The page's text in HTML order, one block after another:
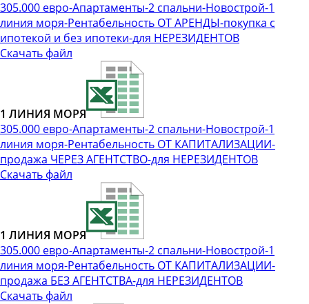
305.000 евро-Апартаменты-2 спальни-Новострой-1
линия моря-Рентабельность ОТ АРЕНДЫ-покупка с
ипотекой и без ипотеки-для НЕРЕЗИДЕНТОВ
Скачать файл
1 ЛИНИЯ МОРЯ
305.000 евро-Апартаменты-2 спальни-Новострой-1
линия моря-Рентабельность ОТ КАПИТАЛИЗАЦИИ-
продажа ЧЕРЕЗ АГЕНТСТВО-для НЕРЕЗИДЕНТОВ
Скачать файл
1 ЛИНИЯ МОРЯ
305.000 евро-Апартаменты-2 спальни-Новострой-1
линия моря-Рентабельность ОТ КАПИТАЛИЗАЦИИ-
продажа БЕЗ АГЕНТСТВА-для НЕРЕЗИДЕНТОВ
Скачать файл